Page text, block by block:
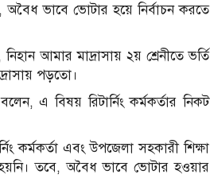
অবৈধ ভাবে ভোটার হয়ে নির্বাচন করতে
আমার মাদ্রাসায় ২য় শ্রেনীতে ভর্তি
পড়তো।
এ বিষয় রিটার্নিং কর্মকর্তার নিকট
কর্মকর্তা এবং উপজেলা সহকারী শিক্ষা
তবে, অবৈধ ভাবে ভোটার হওয়ার